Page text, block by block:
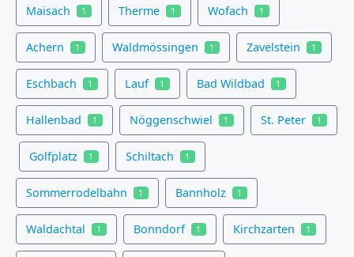
Maisach 1 Therme 1 Wofach 1
Achern 1 Waldmössingen 1 Zavelstein 1
Eschbach 1 Lauf 1 Bad Wildbad 1
Hallenbad 1 Nöggenschwiel 1 St. Peter 1
Golfplatz 1 Schiltach 1
Sommerrodelbahn 1 Bannholz 1
Waldachtal 1 Bonndorf 1 Kirchzarten 1